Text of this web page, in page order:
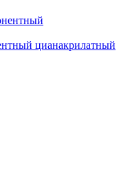
цианакрилатный